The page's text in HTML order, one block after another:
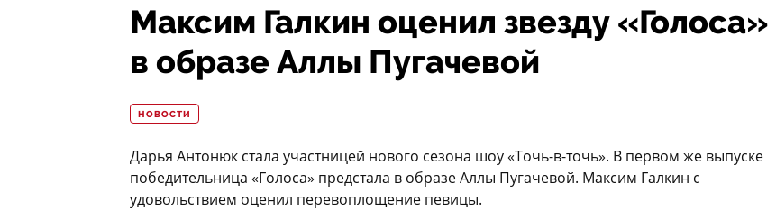
Максим Галкин оценил звезду «Голоса»
в образе Аллы Пугачевой
НОВОСТИ
Дарья Антонюк стала участницей нового сезона шоу «Точь-в-точь». В первом же выпуске
победительница «Голоса» предстала в образе Аллы Пугачевой. Максим Галкин с
удовольствием оценил перевоплощение певицы.